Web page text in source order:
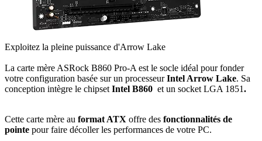
Exploitez la pleine puissance d'Arrow Lake
La carte mère ASRock B860 Pro-A est le socle idéal pour fonder
votre configuration basée sur un processeurIntel Arrow Lake. Sa
conception intègre le chipset Intel B860 et un socket LGA 1851.
Cette carte mère au format ATX offre des fonctionnalités de
pointe pour faire décoller les performances de votre PC.